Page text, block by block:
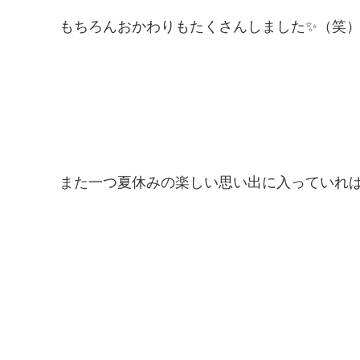
もちろんおかわりもたくさんしました✨（笑）
また一つ夏休みの楽しい思い出に入っていれ